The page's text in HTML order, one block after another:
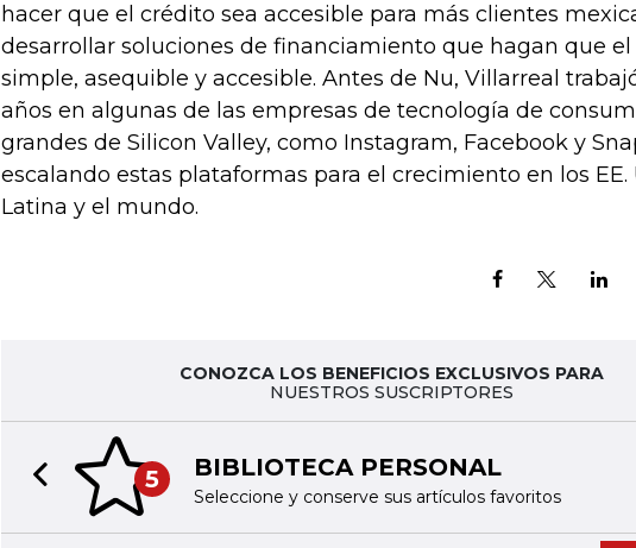
hacer que el crédito sea accesible para más clientes
desarrollar soluciones de financiamiento que hagan que el
simple, asequible y accesible. Antes de Nu, Villarreal
años en algunas de las empresas de tecnología de
grandes de Silicon Valley, como Instagram, Facebook y
escalando estas plataformas para el crecimiento en los EE.
Latina y el mundo.
CONOZCA LOS BENEFICIOS EXCLUSIVOS PARA
NUESTROS SUSCRIPTORES
5 BIBLIOTECA PERSONAL
Seleccione y conserve sus artículos favoritos
Previous slide